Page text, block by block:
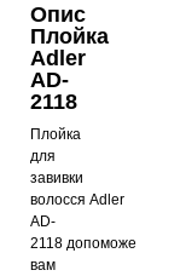
Опис
Плойка
Adler
AD-
2118
Плойка
для
завивки
волосся Adler
AD-
2118 допоможе
вам